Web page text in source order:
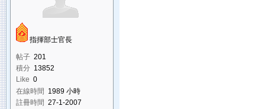
指揮部士官長
帖子 201
積分 13852
Like 0
在線時間 1989 小時
註冊時間 27-1-2007